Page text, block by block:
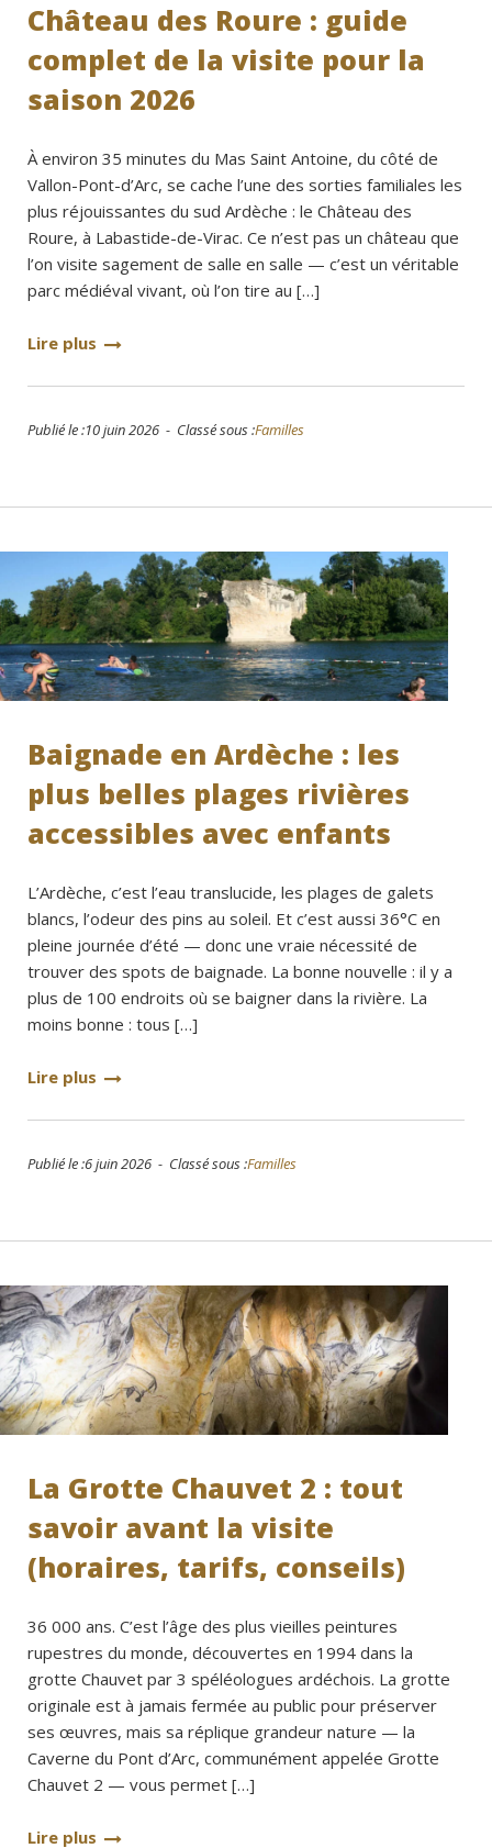
Château des Roure : guide
complet de la visite pour la
saison 2026
À environ 35 minutes du Mas Saint Antoine, du côté de
Vallon-Pont-d’Arc, se cache l’une des sorties familiales les
plus réjouissantes du sud Ardèche : le Château des
Roure, à Labastide-de-Virac. Ce n’est pas un château que
l’on visite sagement de salle en salle — c’est un véritable
parc médiéval vivant, où l’on tire au […]
Lire plus
Publié le :10 juin 2026 - Classé sous :Familles
Baignade en Ardèche : les
plus belles plages rivières
accessibles avec enfants
L’Ardèche, c’est l’eau translucide, les plages de galets
blancs, l’odeur des pins au soleil. Et c’est aussi 36°C en
pleine journée d’été — donc une vraie nécessité de
trouver des spots de baignade. La bonne nouvelle : il y a
plus de 100 endroits où se baigner dans la rivière. La
moins bonne : tous […]
Lire plus
Publié le :6 juin 2026 - Classé sous :Familles
La Grotte Chauvet 2 : tout
savoir avant la visite
(horaires, tarifs, conseils)
36 000 ans. C’est l’âge des plus vieilles peintures
rupestres du monde, découvertes en 1994 dans la
grotte Chauvet par 3 spéléologues ardéchois. La grotte
originale est à jamais fermée au public pour préserver
ses œuvres, mais sa réplique grandeur nature — la
Caverne du Pont d’Arc, communément appelée Grotte
Chauvet 2 — vous permet […]
Lire plus